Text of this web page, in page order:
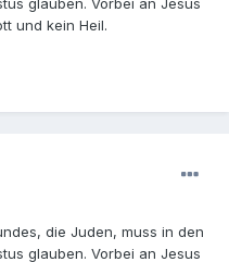
glauben. Vorbei an Jesus
und kein Heil.
die Juden, muss in den
glauben. Vorbei an Jesus